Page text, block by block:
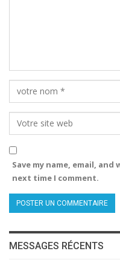
Save my name, email,
next time I comment.
MESSAGES RÉCENTS